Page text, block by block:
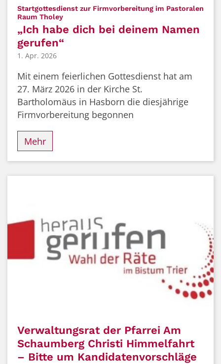
Startgottesdienst zur Firmvorbereitung im Pastoralen
Raum Tholey:
„Ich habe dich bei deinem Namen
gerufen“
1. Apr. 2026
Mit einem feierlichen Gottesdienst hat am
27. März 2026 in der Kirche St.
Bartholomäus in Hasborn die diesjährige
Firmvorbereitung begonnen
Mehr
Verwaltungsrat der Pfarrei Am
Schaumberg Christi Himmelfahrt
– Bitte um Kandidatenvorschläge